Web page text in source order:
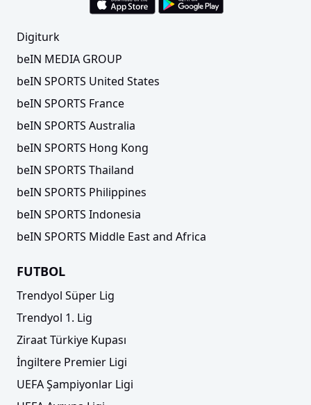
Digiturk
beIN MEDIA GROUP
beIN SPORTS United States
beIN SPORTS France
beIN SPORTS Australia
beIN SPORTS Hong Kong
beIN SPORTS Thailand
beIN SPORTS Philippines
beIN SPORTS Indonesia
beIN SPORTS Middle East and Africa
FUTBOL
Trendyol Süper Lig
Trendyol 1. Lig
Ziraat Türkiye Kupası
İngiltere Premier Ligi
UEFA Şampiyonlar Ligi